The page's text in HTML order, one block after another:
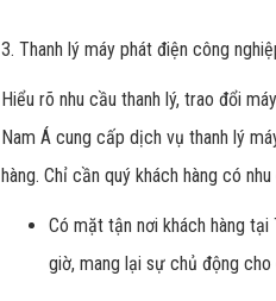
3. Thanh lý máy phát điện công
Hiểu rõ nhu cầu thanh lý, trao đổi
Nam Á cung cấp dịch vụ thanh lý
hàng. Chỉ cần quý khách hàng có
Có mặt tận nơi khách hàng
giờ, mang lại sự chủ động cho